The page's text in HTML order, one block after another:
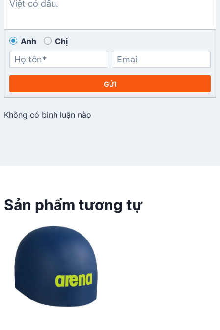
Anh Chị
GỬI
Không có bình luận nào
Sản phẩm tương tự